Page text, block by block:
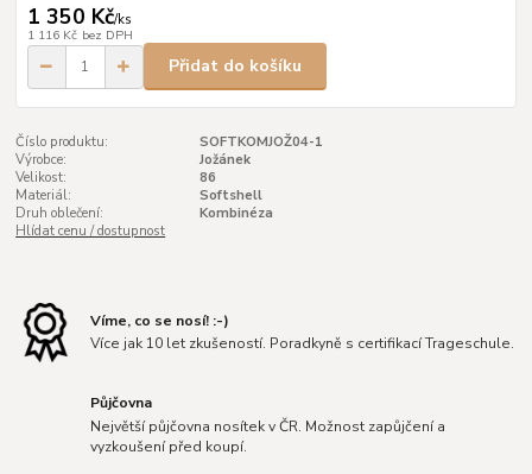
1 350 Kč/ks
1 116 Kč bez DPH
Přidat do košíku
Číslo produktu:
SOFTKOMJOŽ04-1
Výrobce:
Jožánek
Velikost:
86
Materiál:
Softshell
Druh oblečení:
Kombinéza
Hlídat cenu / dostupnost
Víme, co se nosí! :-)
Více jak 10 let zkušeností. Poradkyně s certifikací Trageschule.
Půjčovna
Největší půjčovna nosítek v ČR. Možnost zapůjčení a
vyzkoušení před koupí.